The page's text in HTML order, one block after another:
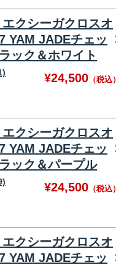
クシーガクロスオ
YAM JADEチェッ
ック＆ホワイト
¥24,500 （税込
クシーガクロスオ
YAM JADEチェッ
ック＆パープル
¥24,500 （税込
クシーガクロスオ
YAM JADEチェッ